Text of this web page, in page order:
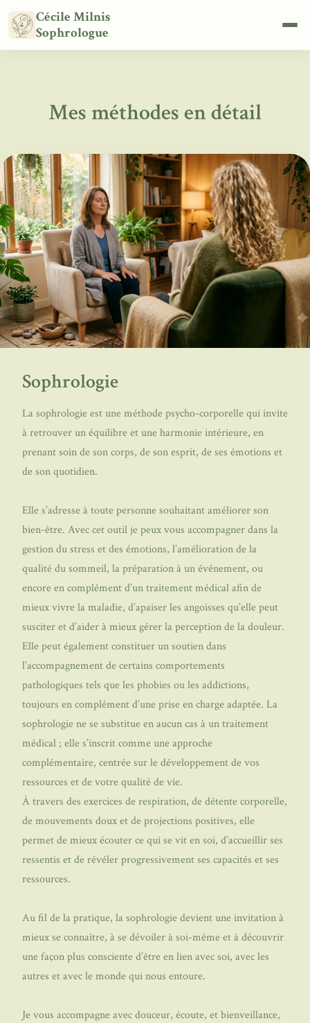
Cécile Milnis
Sophrologue
Mes méthodes en détail
Sophrologie
La sophrologie est une méthode psycho-corporelle qui invite
à retrouver un équilibre et une harmonie intérieure, en
prenant soin de son corps, de son esprit, de ses émotions et
de son quotidien.
Elle s’adresse à toute personne souhaitant améliorer son
bien-être. Avec cet outil je peux vous accompagner dans la
gestion du stress et des émotions, l’amélioration de la
qualité du sommeil, la préparation à un événement, ou
encore en complément d’un traitement médical afin de
mieux vivre la maladie, d’apaiser les angoisses qu’elle peut
susciter et d’aider à mieux gérer la perception de la douleur.
Elle peut également constituer un soutien dans
l’accompagnement de certains comportements
pathologiques tels que les phobies ou les addictions,
toujours en complément d’une prise en charge adaptée. La
sophrologie ne se substitue en aucun cas à un traitement
médical ; elle s’inscrit comme une approche
complémentaire, centrée sur le développement de vos
ressources et de votre qualité de vie.
À travers des exercices de respiration, de détente corporelle,
de mouvements doux et de projections positives, elle
permet de mieux écouter ce qui se vit en soi, d’accueillir ses
ressentis et de révéler progressivement ses capacités et ses
ressources.
Au fil de la pratique, la sophrologie devient une invitation à
mieux se connaître, à se dévoiler à soi-même et à découvrir
une façon plus consciente d’être en lien avec soi, avec les
autres et avec le monde qui nous entoure.
Je vous accompagne avec douceur, écoute, et bienveillance,